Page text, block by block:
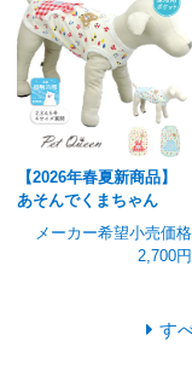
【2026年春夏新商品】
あそんでくまちゃん
メーカー希望小売価格
2,700円
す